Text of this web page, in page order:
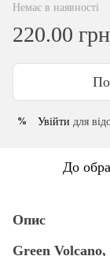
Немає в наявності
220.00 грн
% Увійти для
До
Опис
Green Volcano,